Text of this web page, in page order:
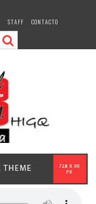
STAFF CONTACTO